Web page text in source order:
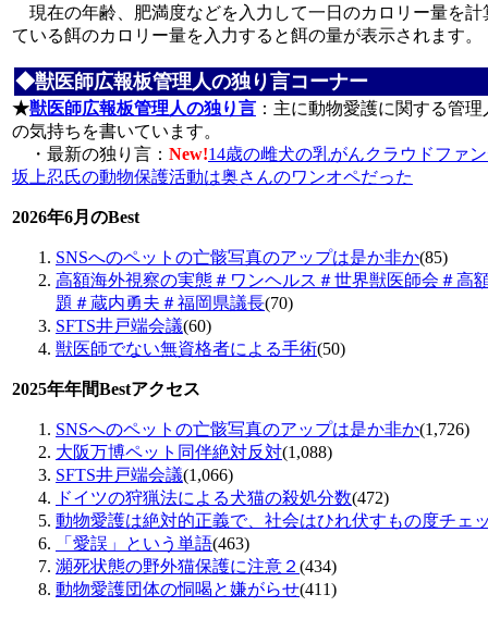
現在の年齢、肥満度などを入力して一日のカロリー量を計
ている餌のカロリー量を入力すると餌の量が表示されます。
◆獣医師広報板管理人の独り言コーナー
★獣医師広報板管理人の独り言 ：主に動物愛護に関する管
の気持ちを書いています。
・最新の独り言： New!14歳の雌犬の乳がんクラウドファ
坂上忍氏の動物保護活動は奥さんのワンオペだった
2026年6月のBest
SNSへのペットの亡骸写真のアップは是か非か(85)
高額海外視察の実態＃ワンヘルス＃世界獣医師会＃高
題＃蔵内勇夫＃福岡県議長(70)
SFTS井戸端会議(60)
獣医師でない無資格者による手術(50)
2025年年間Bestアクセス
SNSへのペットの亡骸写真のアップは是か非か(1,726)
大阪万博ペット同伴絶対反対(1,088)
SFTS井戸端会議(1,066)
ドイツの狩猟法による犬猫の殺処分数(472)
動物愛護は絶対的正義で、社会はひれ伏すもの度チェ
「愛誤」という単語(463)
瀕死状態の野外猫保護に注意２ (434)
動物愛護団体の恫喝と嫌がらせ(411)